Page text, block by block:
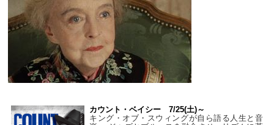
カウント・ベイシー 7/25(土)～
キング・オブ・スウィングが自ら語る人生と音